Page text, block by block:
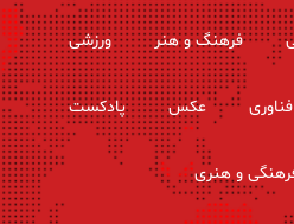
فرهنگ و هنر ورزشی
عکس پادکست
و هنری